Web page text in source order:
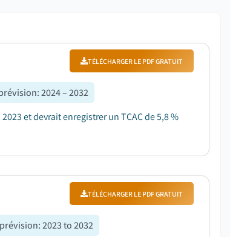
TÉLÉCHARGER LE PDF GRATUIT
:2024 – 2032
et devrait enregistrer un TCAC de 5,8 %
TÉLÉCHARGER LE PDF GRATUIT
:2023 to 2032